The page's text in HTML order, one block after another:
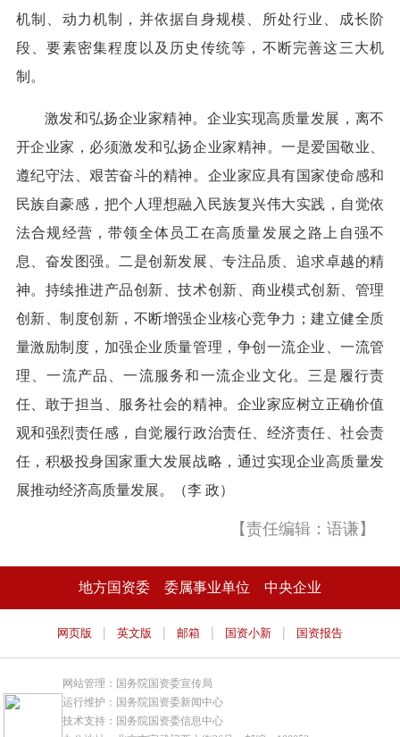
机制、动力机制，并依据自身规模、所处行业、成长阶
段、要素密集程度以及历史传统等，不断完善这三大机
制。
激发和弘扬企业家精神。企业实现高质量发展，离不
开企业家，必须激发和弘扬企业家精神。一是爱国敬业、
遵纪守法、艰苦奋斗的精神。企业家应具有国家使命感和
民族自豪感，把个人理想融入民族复兴伟大实践，自觉依
法合规经营，带领全体员工在高质量发展之路上自强不
息、奋发图强。二是创新发展、专注品质、追求卓越的精
神。持续推进产品创新、技术创新、商业模式创新、管理
创新、制度创新，不断增强企业核心竞争力；建立健全质
量激励制度，加强企业质量管理，争创一流企业、一流管
理、一流产品、一流服务和一流企业文化。三是履行责
任、敢于担当、服务社会的精神。企业家应树立正确价值
观和强烈责任感，自觉履行政治责任、经济责任、社会责
任，积极投身国家重大发展战略，通过实现企业高质量发
展推动经济高质量发展。（李 政）
【责任编辑：语谦】
地方国资委 委属事业单位 中央企业
网页版 | 英文版 | 邮箱 | 国资小新 | 国资报告
网站管理：国务院国资委宣传局
运行维护：国务院国资委新闻中心
技术支持：国务院国资委信息中心